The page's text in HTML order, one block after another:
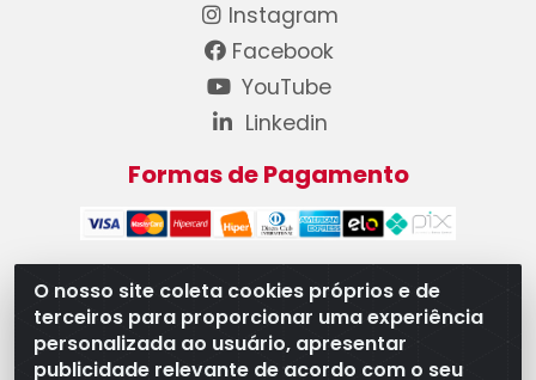
O nosso site coleta cookies próprios e de
terceiros para proporcionar uma experiência
personalizada ao usuário, apresentar
publicidade relevante de acordo com o seu
Instagram
Facebook
YouTube
Linkedin
Formas de Pagamento
WB Componentes Automotivos LTDA - CNPJ
08.528.393/0001-12 - Rua do Níquel, 667 - Parque
Oeste Industrial, Goiânia/GO - CEP 74375-660